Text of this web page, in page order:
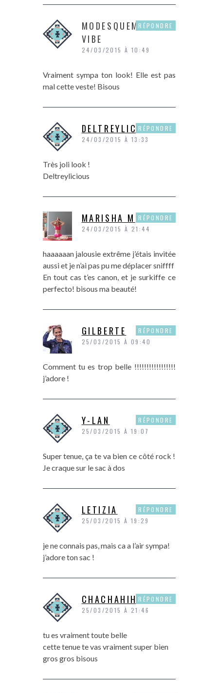
MODESQUEMENT
VIBE
24/03/2015 À 10:49
Vraiment sympa ton look! Elle est pas
mal cette veste! Bisous
RÉPONDRE
DELTREYLICIOUS
24/03/2015 À 13:33
Très joli look !
Deltreylicious
RÉPONDRE
MARISHA M
24/03/2015 À 21:44
haaaaaan jalousie extrême j’étais invitée
aussi et je n’ai pas pu me déplacer sniffff
En tout cas t’es canon, et je surkiffe ce
perfecto! bisous ma beauté!
RÉPONDRE
GILBERTE
25/03/2015 À 09:40
Comment tu es trop belle !!!!!!!!!!!!!!!!!
j’adore !
RÉPONDRE
Y-LAN
25/03/2015 À 19:07
Super tenue, ça te va bien ce côté rock !
Je craque sur le sac à dos
RÉPONDRE
LETIZIA
25/03/2015 À 19:29
je ne connais pas, mais ca a l’air sympa!
j’adore ton sac !
RÉPONDRE
CHACHAHIHI
25/03/2015 À 21:46
tu es vraiment toute belle
cette tenue te vas vraiment super bien
gros gros bisous
RÉPONDRE